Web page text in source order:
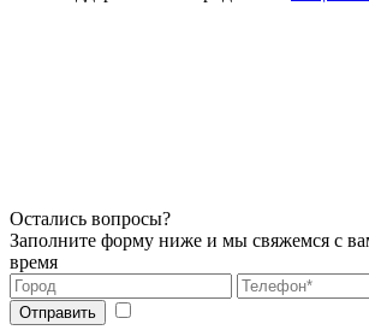
Остались вопросы?
Заполните форму ниже и мы свяжемся с
время